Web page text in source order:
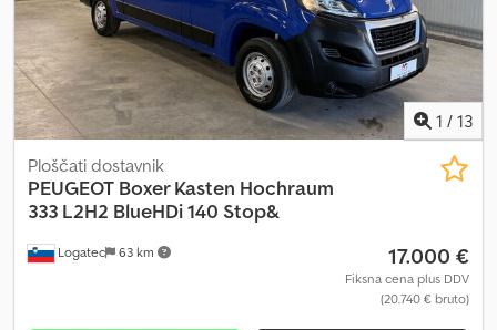
1 / 13
Logatec 63 km
Ploščati dostavnik
PEUGEOT Boxer Kasten Hochraum
333 L2H2 BlueHDi 140 Stop&
17.000 €
Fiksna cena plus DDV
(20.740 € bruto)